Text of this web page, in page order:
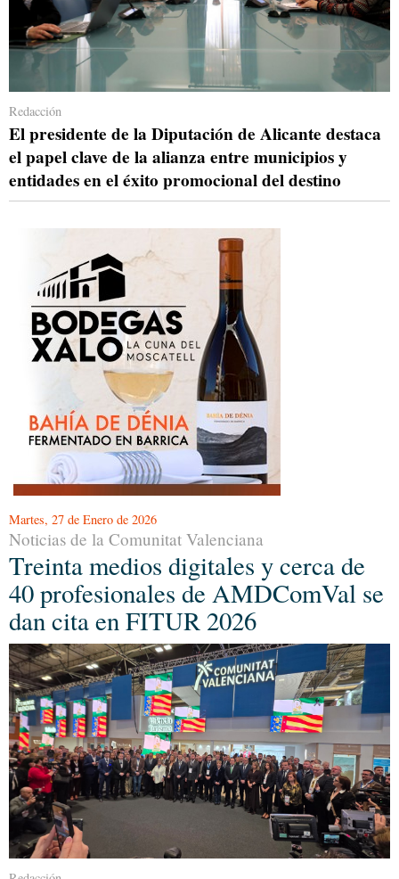
Redacción
El presidente de la Diputación de Alicante destaca
el papel clave de la alianza entre municipios y
entidades en el éxito promocional del destino
Martes, 27 de Enero de 2026
Noticias de la Comunitat Valenciana
Treinta medios digitales y cerca de
40 profesionales de AMDComVal se
dan cita en FITUR 2026